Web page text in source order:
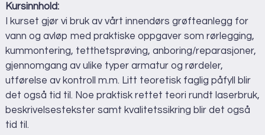
Kursinnhold:
I kurset gjør vi bruk av vårt innendørs grøfteanlegg for
vann og avløp med praktiske oppgaver som rørlegging,
kummontering, tetthetsprøving, anboring/reparasjoner,
gjennomgang av ulike typer armatur og rørdeler,
utførelse av kontroll m.m. Litt teoretisk faglig påfyll blir
det også tid til. Noe praktisk rettet teori rundt laserbruk,
beskrivelsestekster samt kvalitetssikring blir det også
tid til.